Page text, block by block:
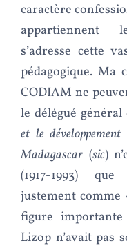
caractère
appartiennent
s’adresse cette
pédagogique. Ma
CODIAM ne
le délégué général
et le
Madagascar (sic)
(1917-1993)
justement
figure
Lizop n’avait pas